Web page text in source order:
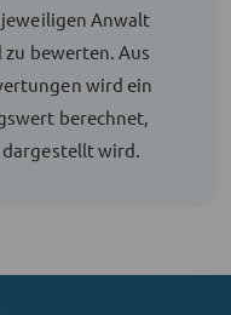
Anwalt
bewerten. Aus
wird ein
berechnet,
wird.